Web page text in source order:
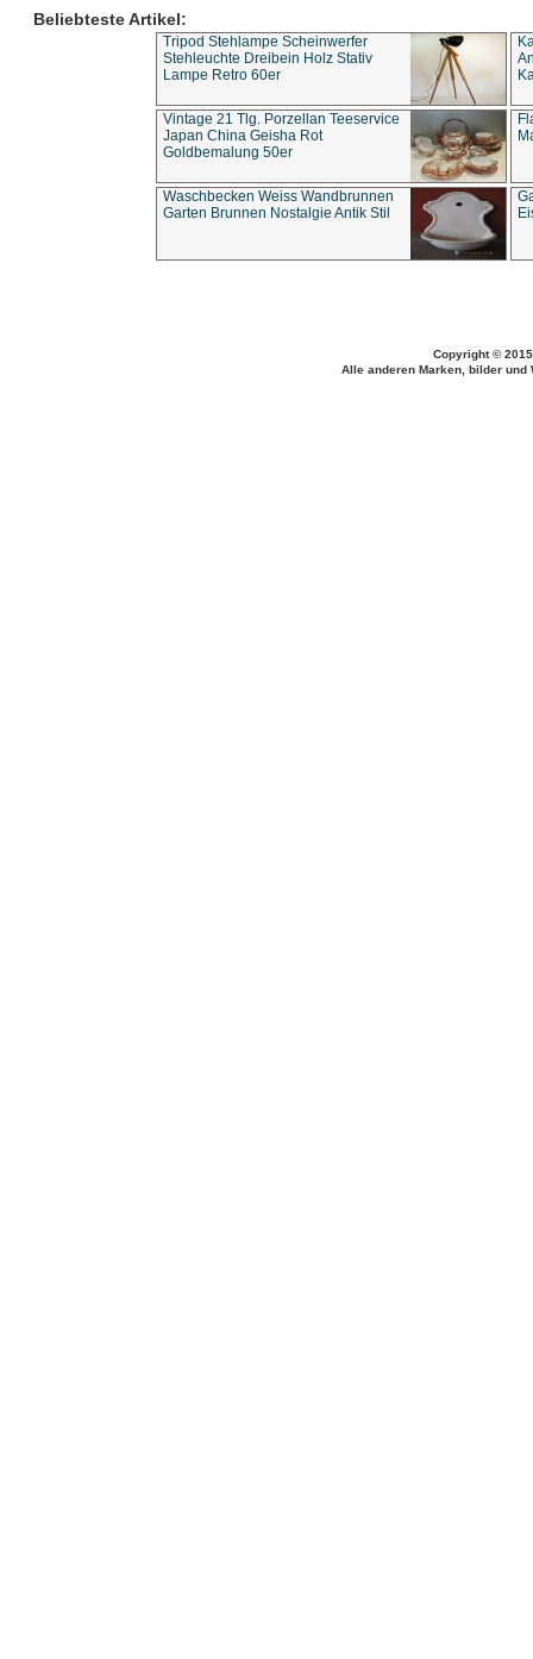
Beliebteste Artikel:
Tripod Stehlampe Scheinwerfer
Stehleuchte Dreibein Holz Stativ
Lampe Retro 60er
Vintage 21 Tlg. Porzellan Teeservice
Japan China Geisha Rot
Goldbemalung 50er
Waschbecken Weiss Wandbrunnen
Garten Brunnen Nostalgie Antik Stil
Copyright ©
Alle anderen Marken, bilder und